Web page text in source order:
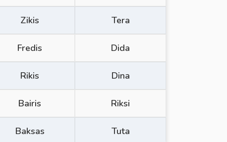
Zikis Tera
Fredis Dida
Rikis Dina
Bairis Riksi
Baksas Tuta